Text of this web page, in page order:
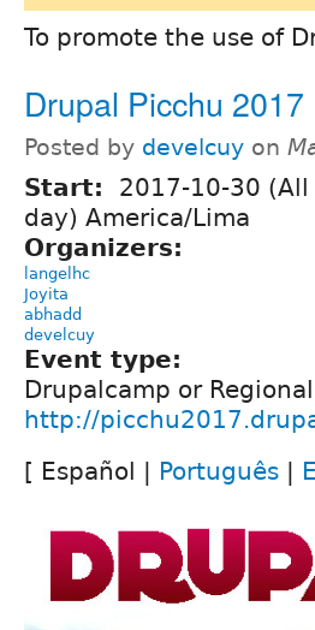
To promote the use of
Drupal Picchu 2017
Posted by develcuy on
Start: 2017-10-30 (All
day) America/Lima
Organizers:
langelhc
Joyita
abhadd
develcuy
Event type:
Drupalcamp or
http://
[ Español | Português |